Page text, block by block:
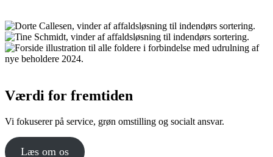
Værdi for fremtiden
Vi fokuserer på service, grøn omstilling og socialt ansvar.
Læs om os